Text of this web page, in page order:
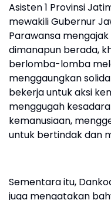
Asisten 1 Provinsi
mewakili Gubernur
Parawansa
dimanapun berada,
berlomba-lomba
menggaungkan
bekerja untuk aksi
menggugah
kemanusiaan,
untuk bertindak dan
Sementara itu,
juga mengatakan